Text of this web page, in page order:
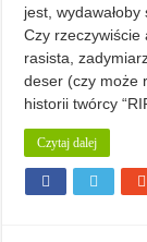
jest,
Czy rzeczywiście
rasista,
deser (czy może
historii twórcy
Czytaj dalej